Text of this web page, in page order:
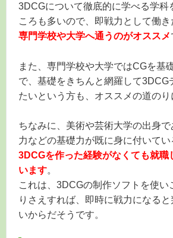
3DCGについて徹底的に学べる学科
ころも多いので、即戦力として働き
専門学校や大学へ通うのがオススメ
また、専門学校や大学ではCGを基
で、基礎をきちんと網羅して3DCG
たいという方も、オススメの道のり
ちなみに、美術や芸術大学の出身
力などの基礎力が既に身に付いてい
3DCGを作った経験がなくても就職
います。
これは、3DCGの制作ソフトを使い
りさえすれば、即時に戦力になる
いからだそうです。